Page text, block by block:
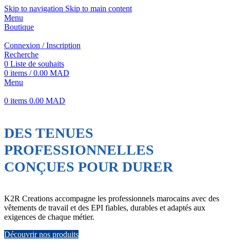
Skip to navigation Skip to main content
Menu
Boutique
Connexion / Inscription
Recherche
0 Liste de souhaits
0 items / 0.00 MAD
Menu
0 items 0.00 MAD
DES TENUES
PROFESSIONNELLES
CONÇUES POUR DURER
K2R Creations accompagne les professionnels marocains avec des
vêtements de travail et des EPI fiables, durables et adaptés aux
exigences de chaque métier.
Découvrir nos produits